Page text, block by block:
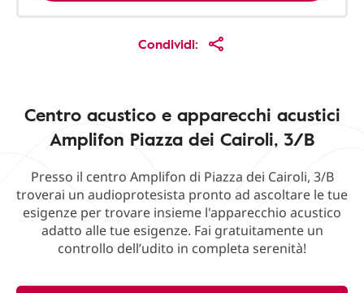
Condividi:
Centro acustico e apparecchi acustici
Amplifon Piazza dei Cairoli, 3/B
Presso il centro Amplifon di Piazza dei Cairoli, 3/B
troverai un audioprotesista pronto ad ascoltare le tue
esigenze per trovare insieme l'apparecchio acustico
adatto alle tue esigenze. Fai gratuitamente un
controllo dell’udito in completa serenità!